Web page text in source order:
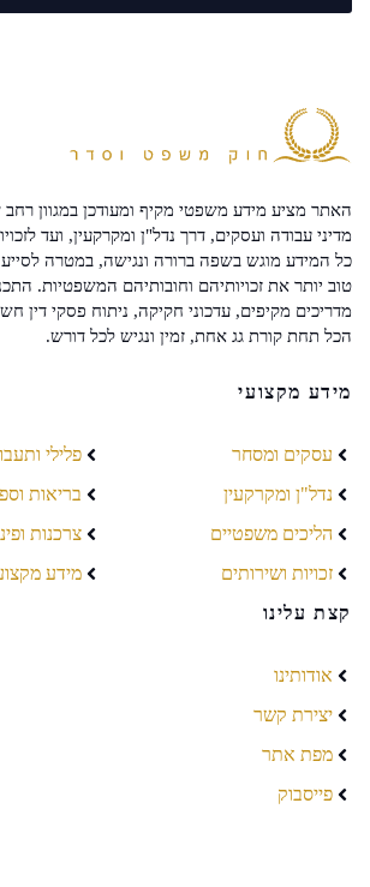
האתר מציע מידע משפטי מקיף ומעודכן במגוון
מדיני עבודה ועסקים, דרך נדל"ן ומקרקעין, ועד
כל המידע מוגש בשפה ברורה ונגישה, במטרה לסייע
טוב יותר את זכויותיהם וחובותיהם המשפטיות.
מדריכים מקיפים, עדכוני חקיקה, ניתוח פסקי דין
הכל תחת קורת גג אחת, זמין ונגיש לכל דורש.
מידע מקצועי
עסקים ומסחר
נדל"ן ומקרקעין
הליכים משפטיים
זכויות ושירותים
פלילי
בריאות
צרכנות
מידע
קצת עלינו
אודותינו
יצירת קשר
מפת אתר
פייסבוק